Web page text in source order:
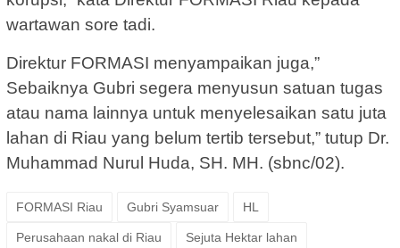
wartawan sore tadi.
Direktur FORMASI menyampaikan juga,”
Sebaiknya Gubri segera menyusun satuan tugas
atau nama lainnya untuk menyelesaikan satu juta
lahan di Riau yang belum tertib tersebut,” tutup Dr.
Muhammad Nurul Huda, SH. MH. (sbnc/02).
FORMASI Riau Gubri Syamsuar HL
Perusahaan nakal di Riau Sejuta Hektar lahan